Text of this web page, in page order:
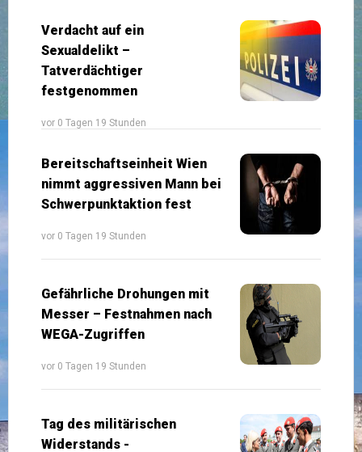
Verdacht auf ein
Sexualdelikt –
Tatverdächtiger
festgenommen
vor 0 Tagen 19 Stunden
Bereitschaftseinheit Wien
nimmt aggressiven Mann bei
Schwerpunktaktion fest
vor 0 Tagen 19 Stunden
Gefährliche Drohungen mit
Messer – Festnahmen nach
WEGA-Zugriffen
vor 0 Tagen 19 Stunden
Tag des militärischen
Widerstands -